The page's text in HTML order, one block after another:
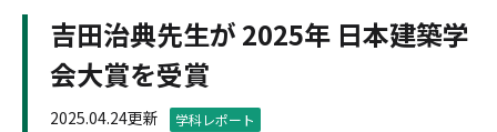
吉田治典先生が 2025年 日本建築学
会大賞を受賞
2025.04.24更新 学科レポート